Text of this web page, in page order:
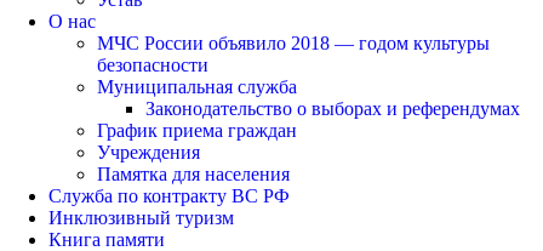
О нас
МЧС России объявило 2018 — годом культуры
безопасности
Муниципальная служба
Законодательство о выборах и референдумах
График приема граждан
Учреждения
Памятка для населения
Служба по контракту ВС РФ
Инклюзивный туризм
Книга памяти